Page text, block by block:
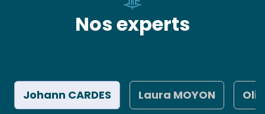
Nos experts
Johann CARDES Laura MOYON